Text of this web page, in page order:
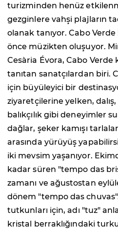
turizminden henüz
gezginlere vahşi plajların
olanak tanıyor. Cabo
önce müzikten oluşuyor.
Cesària Évora, Cabo
tanıtan sanatçılardan biri.
için büyüleyici bir
ziyaretçilerine yelken,
balıkçılık gibi deneyimler
dağlar, şeker kamışı
arasında yürüyüş
iki mevsim yaşanıyor.
kadar süren "tempo das
zamanı ve ağustostan
dönem "tempo das
tutkunları için, adı "tuz"
kristal berraklığındaki